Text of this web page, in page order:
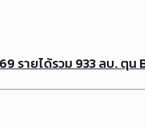
รายได้รวม 933 ลบ. ตุน